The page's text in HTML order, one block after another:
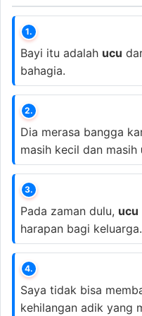
1.
Bayi itu adalah ucu
bahagia.
2.
Dia merasa bangga
masih kecil dan masih
3.
Pada zaman dulu, ucu
harapan bagi keluarga.
4.
Saya tidak bisa
kehilangan adik yang